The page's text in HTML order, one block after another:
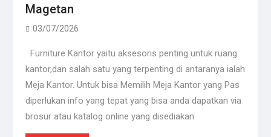
Magetan
03/07/2026
Furniture Kantor yaitu aksesoris penting untuk ruang
kantor,dan salah satu yang terpenting di antaranya ialah
Meja Kantor. Untuk bisa Memilih Meja Kantor yang Pas
diperlukan info yang tepat yang bisa anda dapatkan via
brosur atau katalog online yang disediakan